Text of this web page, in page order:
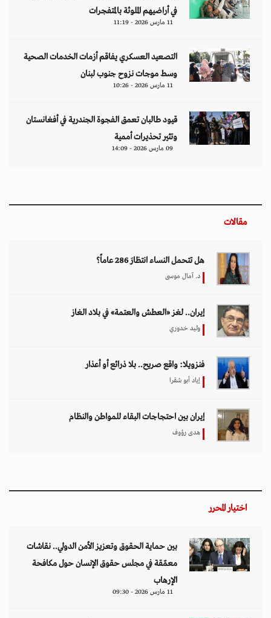
في أراضيهم الملوثة بالمتفجرات
11 مارس 2026 - 11:19
التصعيد العسكري يفاقم أزمات الخدمات الصحية
وسط موجات نزوح جنوب لبنان
11 مارس 2026 - 10:26
قيود طالبان تعمق الفجوة الجندرية في أفغانستان
وتثير تحذيرات أممية
09 مارس 2026 - 14:09
مقالات
هل تتحمل النساء انتظارَ 286 عاماً؟
د. آمال موسى
إيران.. لغز «العطش والعتمة» في بلاد الغاز
وليد خدوري
فنزويلا: واقع صريح.. بلا ذرائع أو أعذار
إياد أبو شقرا
إيران بين احتجاجات البقاء للمواطن والنظام
هدى رؤوف
اختيار المحرر
بين حماية الحقوق وتعزيز الأمن الدولي.. نقاشات
معمّقة في مجلس حقوق الإنسان حول مكافحة
الإرهاب
11 مارس 2026 - 09:30